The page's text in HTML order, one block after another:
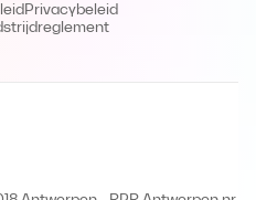
Privacybeleid